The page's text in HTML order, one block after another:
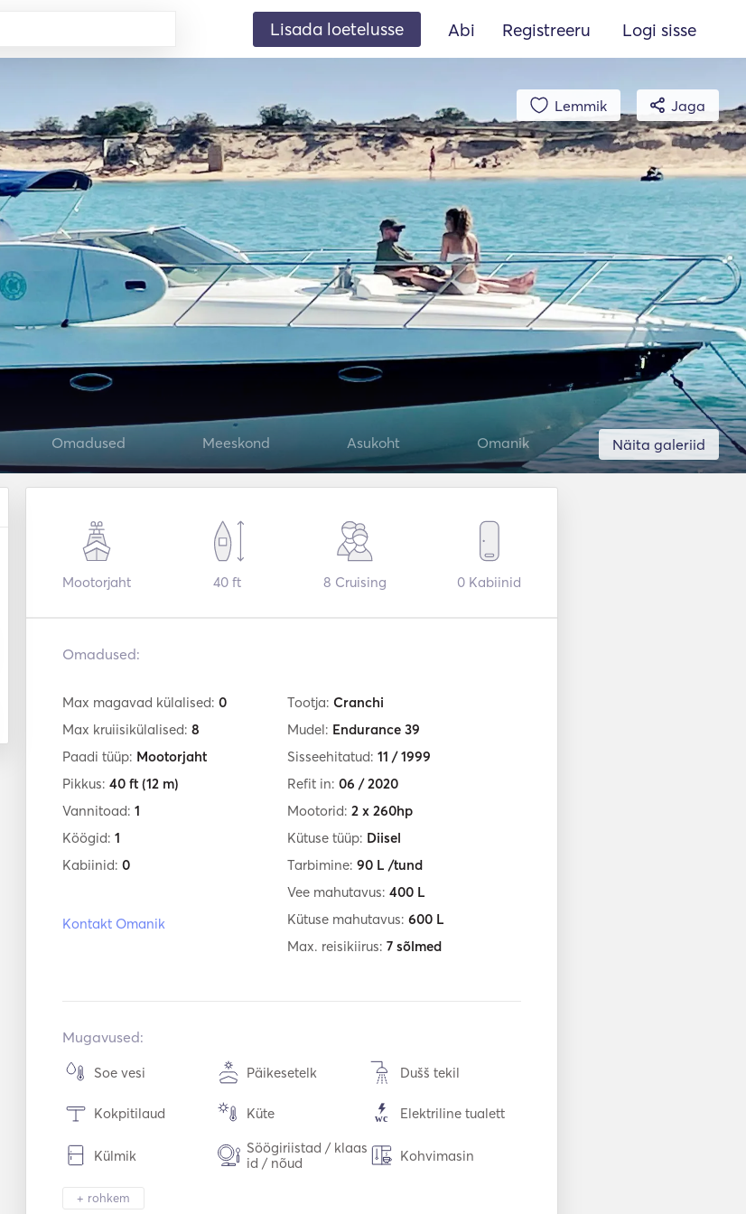
Lisada loetelusse Abi Registreeru Logi sisse
Lemmik Jaga
Näita galeriid
Omadused Meeskond Asukoht Omanik
Mootorjaht 40 ft 8 Cruising 0 Kabiinid
Omadused:
Max magavad külalised: 0
Max kruiisikülalised: 8
Paadi tüüp: Mootorjaht
Pikkus: 40 ft (12 m)
Vannitoad: 1
Köögid: 1
Kabiinid: 0
Kontakt Omanik
Tootja: Cranchi
Mudel: Endurance 39
Sisseehitatud: 11 / 1999
Refit in: 06 / 2020
Mootorid: 2 x 260hp
Kütuse tüüp: Diisel
Tarbimine: 90 L /tund
Vee mahutavus: 400 L
Kütuse mahutavus: 600 L
Max. reisikiirus: 7 sõlmed
Mugavused:
Soe vesi Päikesetelk Dušš tekil
Kokpitilaud Küte Elektriline tualett
Külmik
Söögiriistad / klaas
id / nõud
Kohvimasin
Aux ühendus
+ rohkem